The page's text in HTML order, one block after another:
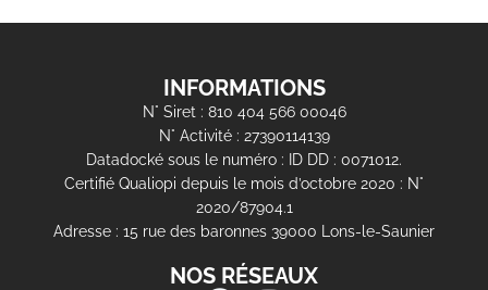
INFORMATIONS
N° Siret : 810 404 566 00046
N° Activité : 27390114139
Datadocké sous le numéro : ID DD : 0071012.
Certifié Qualiopi depuis le mois d’octobre 2020 : N°
2020/87904.1
Adresse : 15 rue des baronnes 39000 Lons-le-Saunier
NOS RÉSEAUX